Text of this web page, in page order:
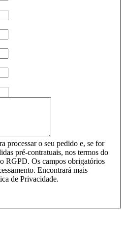
processar o seu pedido e, se for
pré-contratuais, nos termos do
RGPD. Os campos obrigatórios
Encontrará mais
de Privacidade.